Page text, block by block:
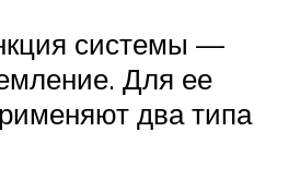
системы —
Для ее
два типа